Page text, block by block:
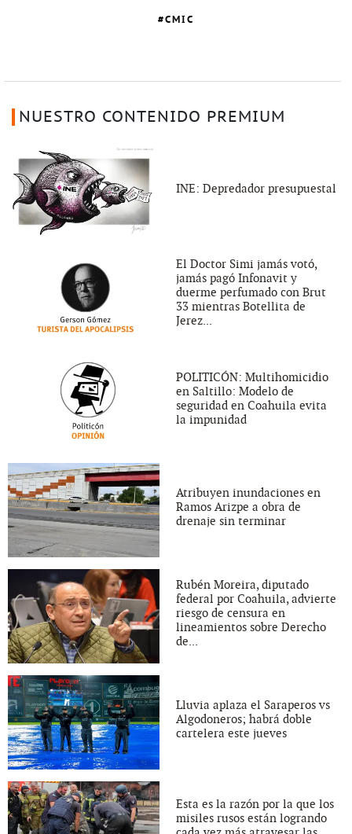
CMIC
NUESTRO CONTENIDO PREMIUM
INE: Depredador presupuestal
El Doctor Simi jamás votó,
jamás pagó Infonavit y
duerme perfumado con Brut
33 mientras Botellita de
Jerez...
POLITICÓN: Multihomicidio
en Saltillo: Modelo de
seguridad en Coahuila evita
la impunidad
Atribuyen inundaciones en
Ramos Arizpe a obra de
drenaje sin terminar
Rubén Moreira, diputado
federal por Coahuila, advierte
riesgo de censura en
lineamientos sobre Derecho
de...
Lluvia aplaza el Saraperos vs
Algodoneros; habrá doble
cartelera este jueves
Esta es la razón por la que los
misiles rusos están logrando